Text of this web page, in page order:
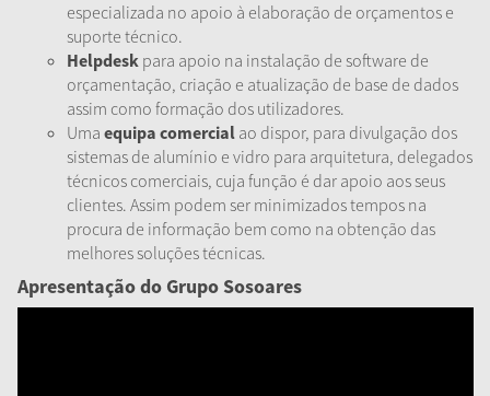
especializada no apoio à elaboração de orçamentos e
suporte técnico.
Helpdesk para apoio na instalação de software de
orçamentação, criação e atualização de base de dados
assim como formação dos utilizadores.
Uma equipa comercial ao dispor, para divulgação dos
sistemas de alumínio e vidro para arquitetura, delegados
técnicos comerciais, cuja função é dar apoio aos seus
clientes. Assim podem ser minimizados tempos na
procura de informação bem como na obtenção das
melhores soluções técnicas.
Apresentação do Grupo Sosoares